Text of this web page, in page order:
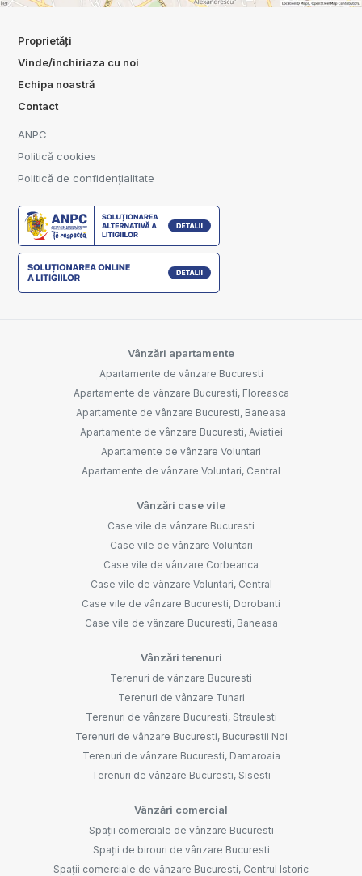
Proprietăți
Vinde/inchiriaza cu noi
Echipa noastră
Contact
ANPC
Politică cookies
Politică de confidențialitate
Vânzări apartamente
Apartamente de vânzare Bucuresti
Apartamente de vânzare Bucuresti, Floreasca
Apartamente de vânzare Bucuresti, Baneasa
Apartamente de vânzare Bucuresti, Aviatiei
Apartamente de vânzare Voluntari
Apartamente de vânzare Voluntari, Central
Vânzări case vile
Case vile de vânzare Bucuresti
Case vile de vânzare Voluntari
Case vile de vânzare Corbeanca
Case vile de vânzare Voluntari, Central
Case vile de vânzare Bucuresti, Dorobanti
Case vile de vânzare Bucuresti, Baneasa
Vânzări terenuri
Terenuri de vânzare Bucuresti
Terenuri de vânzare Tunari
Terenuri de vânzare Bucuresti, Straulesti
Terenuri de vânzare Bucuresti, Bucurestii Noi
Terenuri de vânzare Bucuresti, Damaroaia
Terenuri de vânzare Bucuresti, Sisesti
Vânzări comercial
Spații comerciale de vânzare Bucuresti
Spații de birouri de vânzare Bucuresti
Spații comerciale de vânzare Bucuresti, Centrul Istoric